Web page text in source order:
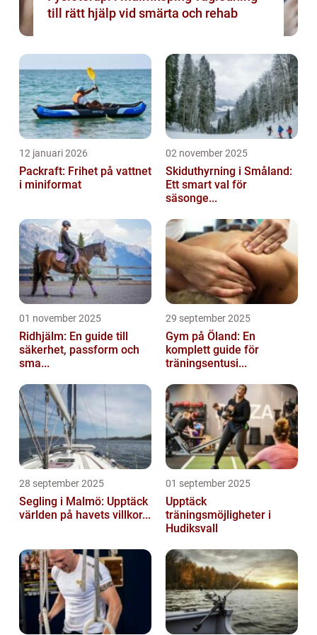
till rätt hjälp vid smärta och rehab
12 januari 2026
Packraft: Frihet på vattnet
i miniformat
02 november 2025
Skiduthyrning i Småland:
Ett smart val för
säsonge...
01 november 2025
Ridhjälm: En guide till
säkerhet, passform och
sma...
29 september 2025
Gym på Öland: En
komplett guide för
träningsentusi...
28 september 2025
Segling i Malmö: Upptäck
världen på havets villkor...
01 september 2025
Upptäck
träningsmöjligheter i
Hudiksvall